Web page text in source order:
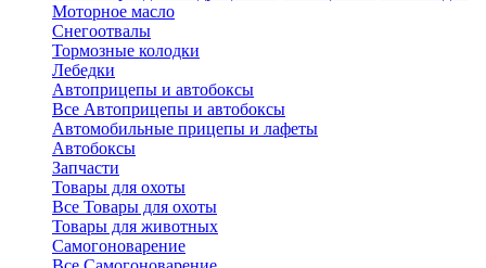
Моторное масло
Снегоотвалы
Тормозные колодки
Лебедки
Автоприцепы и автобоксы
Все Автоприцепы и автобоксы
Автомобильные прицепы и лафеты
Автобоксы
Запчасти
Товары для охоты
Все Товары для охоты
Товары для животных
Самогоноварение